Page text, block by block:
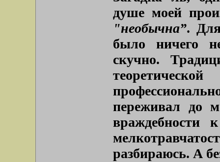
душе моей
"необычна”.
было ничего
скучно.
переживал до
враждебности
разбираюсь. А